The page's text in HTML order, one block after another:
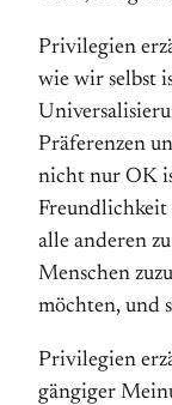
Privilegien
wie wir selbst
Präferenzen
nicht nur OK
Freundlichkeit
alle anderen
Menschen
möchten, und
Privilegien
gängiger